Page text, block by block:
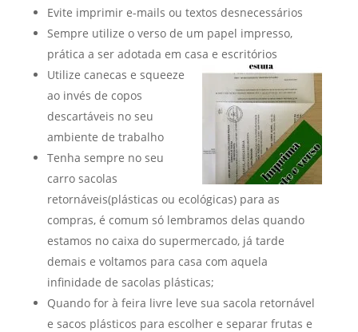
Evite imprimir e-mails ou textos desnecessários
Sempre utilize o verso de um papel impresso,
prática a ser adotada em casa e escritórios
Utilize canecas e squeeze
ao invés de copos
descartáveis no seu
ambiente de trabalho
Tenha sempre no seu
carro sacolas
retornáveis(plásticas ou ecológicas) para as
compras, é comum só lembramos delas quando
estamos no caixa do supermercado, já tarde
demais e voltamos para casa com aquela
infinidade de sacolas plásticas;
Quando for à feira livre leve sua sacola retornável
e sacos plásticos para escolher e separar frutas e